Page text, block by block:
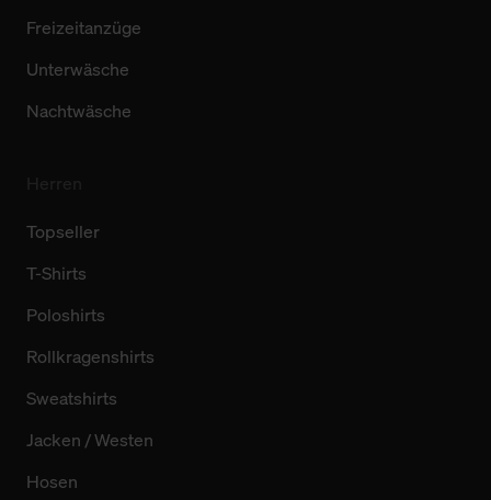
Freizeitanzüge
Unterwäsche
Nachtwäsche
Topseller
T-Shirts
Poloshirts
Rollkragenshirts
Sweatshirts
Jacken / Westen
Hosen